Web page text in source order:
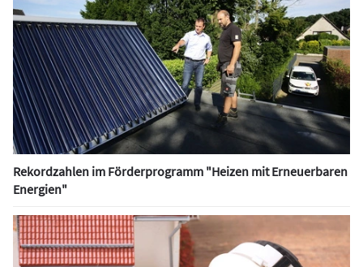
Rekordzahlen im Förderprogramm "Heizen mit Erneuerbaren
Energien"